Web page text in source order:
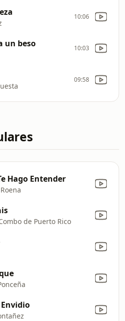
10:06
un beso 10:03
09:58
Hago Entender
de Puerto Rico
Envidio